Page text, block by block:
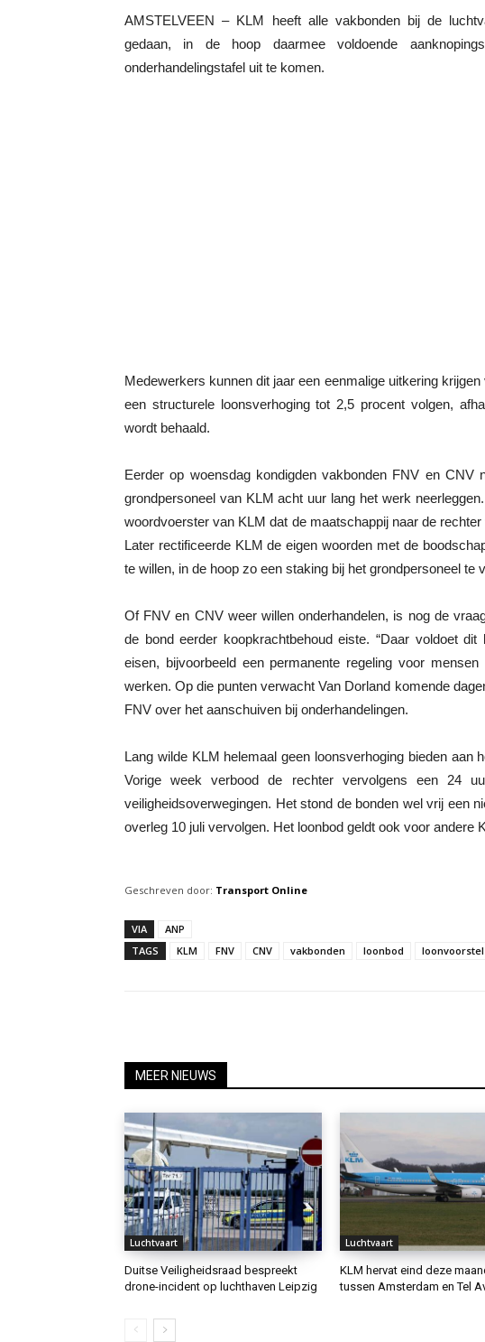
AMSTELVEEN – KLM heeft alle vakbonden bij de
gedaan, in de hoop daarmee voldoende
onderhandelingstafel uit te komen.
Medewerkers kunnen dit jaar een eenmalige uitkering
een structurele loonsverhoging tot 2,5 procent volgen,
wordt behaald.
Eerder op woensdag kondigden vakbonden FNV en
grondpersoneel van KLM acht uur lang het werk
woordvoerster van KLM dat de maatschappij naar de
Later rectificeerde KLM de eigen woorden met de
te willen, in de hoop zo een staking bij het grondpersoneel te
Of FNV en CNV weer willen onderhandelen, is nog de
de bond eerder koopkrachtbehoud eiste. “Daar voldoet
eisen, bijvoorbeeld een permanente regeling voor
werken. Op die punten verwacht Van Dorland komende
FNV over het aanschuiven bij onderhandelingen.
Lang wilde KLM helemaal geen loonsverhoging bieden aan
Vorige week verbood de rechter vervolgens een 24
veiligheidsoverwegingen. Het stond de bonden wel vrij een
overleg 10 juli vervolgen. Het loonbod geldt ook voor andere
Geschreven door: Transport Online
VIA
ANP
TAGS
KLM FNV CNV vakbonden loonbod loonvoorstel
MEER NIEUWS
Luchtvaart
Duitse Veiligheidsraad bespreekt
drone-incident op luchthaven Leipzig
Luchtvaart
KLM hervat eind deze
tussen Amsterdam en Tel